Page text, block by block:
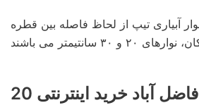
آبیاری تیپ از لحاظ فاصله بین قطره
نوار تیپ فاضل‌ آباد خرید اینترنتی 20